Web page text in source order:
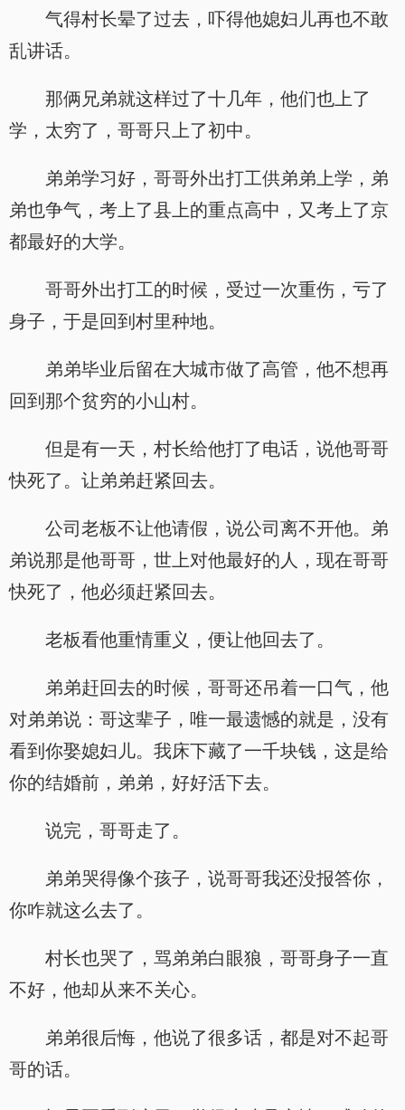
气得村长晕了过去，吓得他媳妇儿再也不敢
乱讲话。
那俩兄弟就这样过了十几年，他们也上了
学，太穷了，哥哥只上了初中。
弟弟学习好，哥哥外出打工供弟弟上学，弟
弟也争气，考上了县上的重点高中，又考上了京
都最好的大学。
哥哥外出打工的时候，受过一次重伤，亏了
身子，于是回到村里种地。
弟弟毕业后留在大城市做了高管，他不想再
回到那个贫穷的小山村。
但是有一天，村长给他打了电话，说他哥哥
快死了。让弟弟赶紧回去。
公司老板不让他请假，说公司离不开他。弟
弟说那是他哥哥，世上对他最好的人，现在哥哥
快死了，他必须赶紧回去。
老板看他重情重义，便让他回去了。
弟弟赶回去的时候，哥哥还吊着一口气，他
对弟弟说：哥这辈子，唯一最遗憾的就是，没有
看到你娶媳妇儿。我床下藏了一千块钱，这是给
你的结婚前，弟弟，好好活下去。
说完，哥哥走了。
弟弟哭得像个孩子，说哥哥我还没报答你，
你咋就这么去了。
村长也哭了，骂弟弟白眼狼，哥哥身子一直
不好，他却从来不关心。
弟弟很后悔，他说了很多话，都是对不起哥
哥的话。